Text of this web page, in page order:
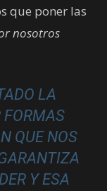
que poner las
nosotros
LA
FORMAS
QUE NOS
Y ESA